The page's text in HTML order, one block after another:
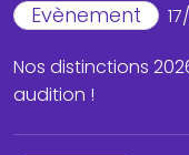
Evènement
Nos distinctions
audition !